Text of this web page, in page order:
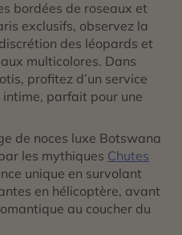
bordées de roseaux et
exclusifs, observez la
des léopards et
multicolores. Dans
profitez d’un service
intime, parfait pour une
de noces luxe Botswana
les mythiques Chutes
unique en survolant
en hélicoptère, avant
au coucher du